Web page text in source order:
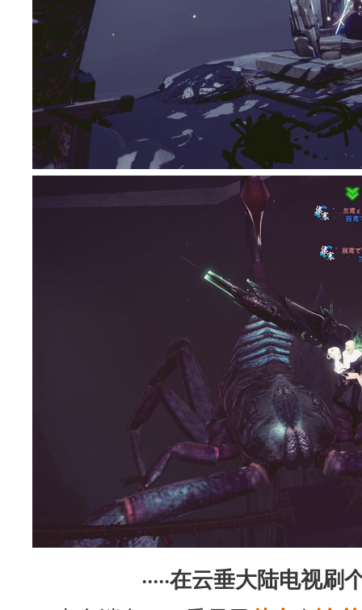
·····在云垂大陆电视刷